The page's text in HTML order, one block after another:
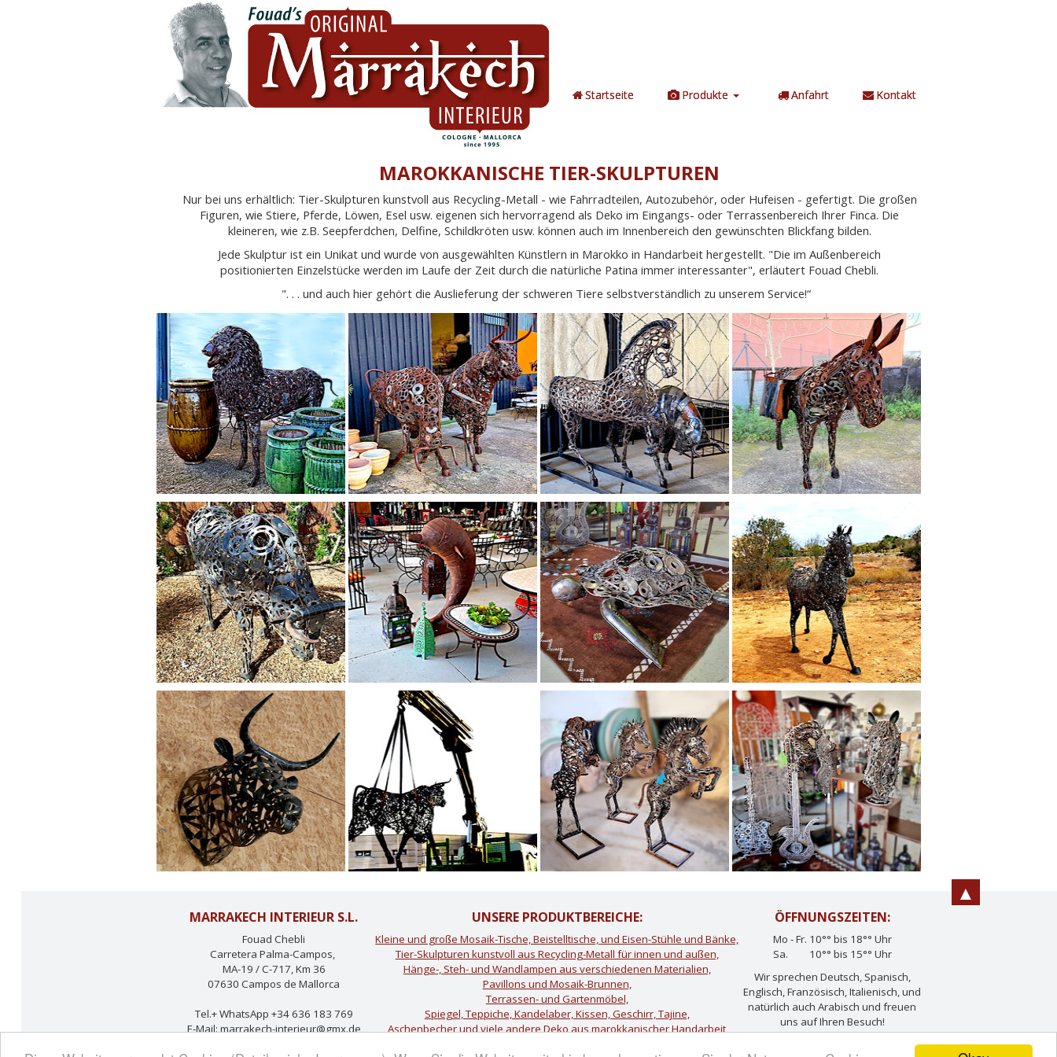
Startseite Produkte Anfahrt Kontakt
MAROKKANISCHE TIER-SKULPTUREN
Nur bei uns erhältlich: Tier-Skulpturen kunstvoll aus Recycling-Metall - wie Fahrradteilen, Autozubehör, oder Hufeisen - gefertigt. Die großen
Figuren, wie Stiere, Pferde, Löwen, Esel usw. eigenen sich hervorragend als Deko im Eingangs- oder Terrassenbereich Ihrer Finca. Die
kleineren, wie z.B. Seepferdchen, Delfine, Schildkröten usw. können auch im Innenbereich den gewünschten Blickfang bilden.
Jede Skulptur ist ein Unikat und wurde von ausgewählten Künstlern in Marokko in Handarbeit hergestellt. "Die im Außenbereich
positionierten Einzelstücke werden im Laufe der Zeit durch die natürliche Patina immer interessanter", erläutert Fouad Chebli.
". . . und auch hier gehört die Auslieferung der schweren Tiere selbstverständlich zu unserem Service!“
MARRAKECH INTERIEUR S.L.
Fouad Chebli
Carretera Palma-Campos,
MA-19 / C-717, Km 36
07630 Campos de Mallorca
Tel.+ WhatsApp +34 636 183 769
E-Mail: marrakech-interieur@gmx.de
UNSERE PRODUKTBEREICHE:
Kleine und große Mosaik-Tische, Beistelltische, und Eisen-Stühle und Bänke,
Tier-Skulpturen kunstvoll aus Recycling-Metall für innen und außen,
Hänge-, Steh- und Wandlampen aus verschiedenen Materialien,
Pavillons und Mosaik-Brunnen,
Terrassen- und Gartenmöbel,
Spiegel, Teppiche, Kandelaber, Kissen, Geschirr, Tajine,
Aschenbecher und viele andere Deko aus marokkanischer Handarbeit
ÖFFNUNGSZEITEN:
Mo - Fr. 10°° bis 18°° Uhr
Sa. 10°° bis 15°° Uhr
Wir sprechen Deutsch, Spanisch,
Englisch, Französisch, Italienisch, und
natürlich auch Arabisch und freuen
uns auf Ihren Besuch!
▲